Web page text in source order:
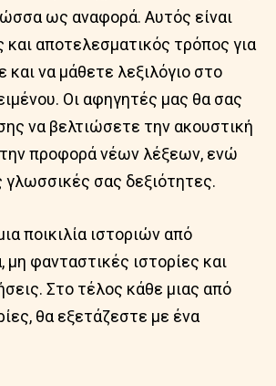
ως αναφορά. Αυτός είναι
και αποτελεσματικός τρόπος για
και να μάθετε λεξιλόγιο στο
Οι αφηγητές μας θα σας
να βελτιώσετε την ακουστική
προφορά νέων λέξεων, ενώ
γλωσσικές σας δεξιότητες.
ποικιλία ιστοριών από
μη φανταστικές ιστορίες και
Στο τέλος κάθε μιας από
θα εξετάζεστε με ένα